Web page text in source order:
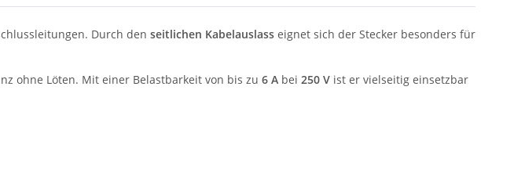
Durch den seitlichen Kabelauslass eignet sich der Stecker besonders für
ohne Löten. Mit einer Belastbarkeit von bis zu 6 A bei 250 V ist er vielseitig einsetzbar